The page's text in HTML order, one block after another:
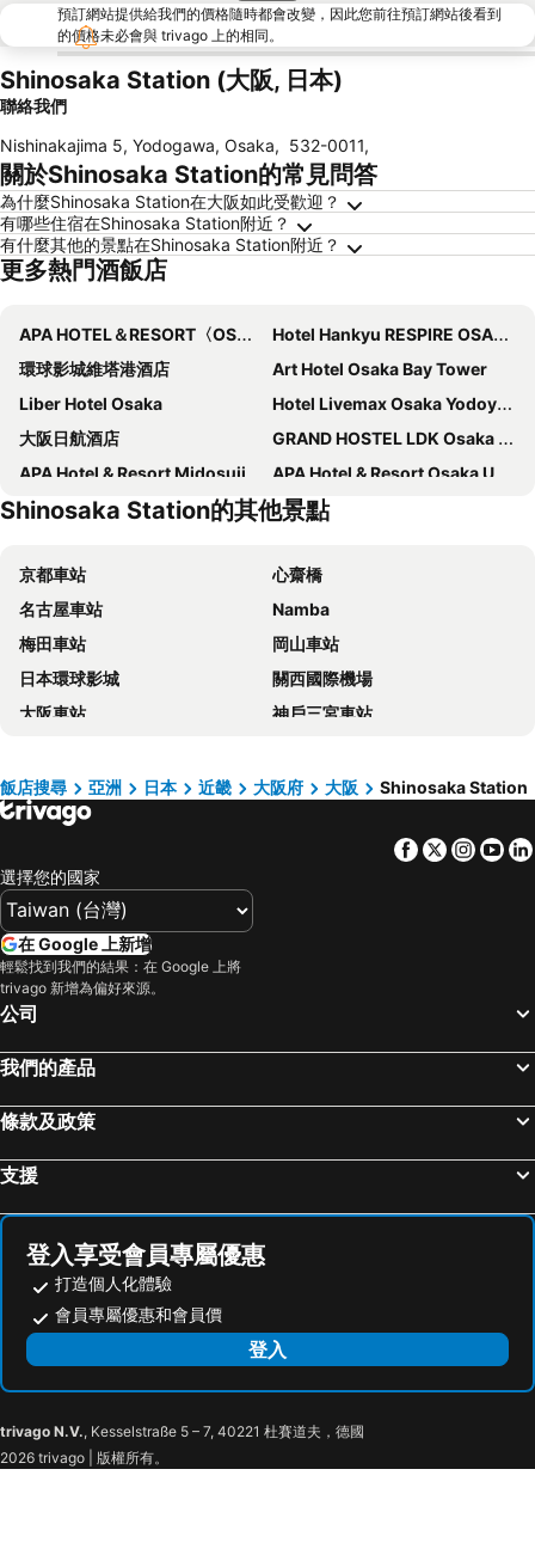
預訂網站提供給我們的價格隨時都會改變，因此您前往預訂網站後看到
的價格未必會與 trivago 上的相同。
Shinosaka Station (大阪, 日本)
聯絡我們
Nishinakajima 5, Yodogawa, Osaka, 532-0011,
關於Shinosaka Station的常見問答
為什麼Shinosaka Station在大阪如此受歡迎？
有哪些住宿在Shinosaka Station附近？
有什麼其他的景點在Shinosaka Station附近？
更多熱門酒飯店
APA HOTEL＆RESORT〈OSAKA NAMBA EKIMAE TOWER〉
Hotel Hankyu RESPIRE OSAKA
環球影城維塔港酒店
Art Hotel Osaka Bay Tower
Liber Hotel Osaka
Hotel Livemax Osaka Yodoyabashi
大阪日航酒店
GRAND HOSTEL LDK Osaka Shinsaibashi
APA Hotel & Resort Midosuji Hommachi Ekimae Tower
APA Hotel & Resort Osaka Umeda Eki Tower
karaksa hotel grande Shin-Osaka Tower
Oriental Hotel Universal City
難波大國町里士滿飯店
KOKO HOTEL Osaka Namba Sennichimae
APA Hotel Namba Ekihigashi
京阪環球塔飯店
APA 大阪心齋橋飯店
OMO7 Osaka by Hoshino Resorts
Sotetsu Fresa Inn Osaka-Namba
大阪難波東方飯店
The Park Front Hotel at Universal Studios Japan
Hiyori Hotel Osaka Namba Station
Smile Hotel Premium Osaka Hommachi
大阪格蘭比亞飯店
心齋橋小船飯店
HOTEL MYSTAYS 心齋橋
大阪心齋橋凱富飯店
APA Hotel Osaka Kadomashi Ekimae
大阪心齋橋方舟飯店 - 露櫻飯店
日本環球影城獨特天空 Spa 飯店™
難波大阪宜必思尚品飯店
プレミアホテル-Cabin-大阪
Via Inn Umeda
HOTEL LiVEMAX PREMIUM Umeda EAST
HOTEL THE LEBEN OSAKA
Four Points Flex By Sheraton Shin Osaka
Shin-Osaka Station Hotel
Hotel Shin Osaka
Hotel Shin Osaka
R&b Shinosaka Kitaguchi
Apa Hotel Shin-osaka Ekimae
Shinosaka Station的其他景點
京都車站
心齋橋
名古屋車站
Namba
梅田車站
岡山車站
日本環球影城
關西國際機場
大阪車站
神戶三宮車站
Shinosaka Station
天王寺車站
心齋橋車站
奈良車站
下呂溫泉
清水寺
Arima Onsen
天橋立溫泉
Kyocera Dome Osaka
京都市役所前車站
Himeji Station
白浜溫泉
Kanayama Station
二條城
梅田天空之城
勝浦溫泉
岡山機場
Tottori Station
Honmachi Station
Yodogawa
Juso
Umeda Art Theater
Higashiyodogawa
飯店搜尋 亞洲 日本 近畿 大阪府 大阪 Shinosaka Station
Facebook
Twitter
選擇您的國家
在 Google 上新增
輕鬆找到我們的結果：在 Google 上將
trivago 新增為偏好來源。
公司
我們的產品
條款及政策
支援
登入享受會員專屬優惠
打造個人化體驗
會員專屬優惠和會員價
登入
trivago N.V., Kesselstraße 5 – 7, 40221 杜賽道夫，德國
2026 trivago | 版權所有。